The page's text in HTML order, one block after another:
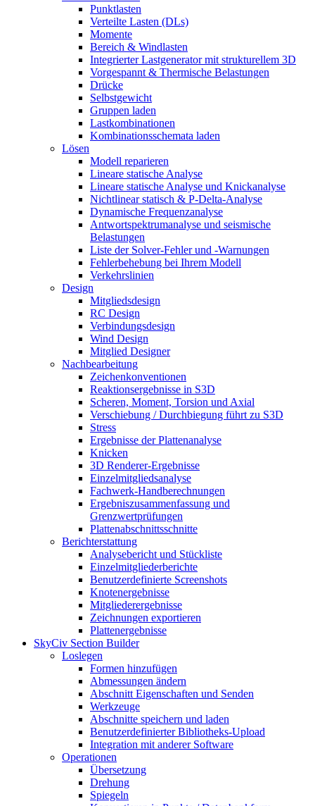
Punktlasten
Verteilte Lasten (DLs)
Momente
Bereich & Windlasten
Integrierter Lastgenerator mit strukturellem 3D
Vorgespannt & Thermische Belastungen
Drücke
Selbstgewicht
Gruppen laden
Lastkombinationen
Kombinationsschemata laden
Lösen
Modell reparieren
Lineare statische Analyse
Lineare statische Analyse und Knickanalyse
Nichtlinear statisch & P-Delta-Analyse
Dynamische Frequenzanalyse
Antwortspektrumanalyse und seismische
Belastungen
Liste der Solver-Fehler und -Warnungen
Fehlerbehebung bei Ihrem Modell
Verkehrslinien
Design
Mitgliedsdesign
RC Design
Verbindungsdesign
Wind Design
Mitglied Designer
Nachbearbeitung
Zeichenkonventionen
Reaktionsergebnisse in S3D
Scheren, Moment, Torsion und Axial
Verschiebung / Durchbiegung führt zu S3D
Stress
Ergebnisse der Plattenanalyse
Knicken
3D Renderer-Ergebnisse
Einzelmitgliedsanalyse
Fachwerk-Handberechnungen
Ergebniszusammenfassung und
Grenzwertprüfungen
Plattenabschnittsschnitte
Berichterstattung
Analysebericht und Stückliste
Einzelmitgliederberichte
Benutzerdefinierte Screenshots
Knotenergebnisse
Mitgliederergebnisse
Zeichnungen exportieren
Plattenergebnisse
SkyCiv Section Builder
Loslegen
Formen hinzufügen
Abmessungen ändern
Abschnitt Eigenschaften und Senden
Werkzeuge
Abschnitte speichern und laden
Benutzerdefinierter Bibliotheks-Upload
Integration mit anderer Software
Operationen
Übersetzung
Drehung
Spiegeln